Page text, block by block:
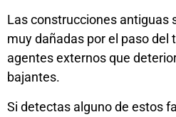
Las construcciones antiguas
muy dañadas por el paso del
agentes externos que
bajantes.
Si detectas alguno de estos